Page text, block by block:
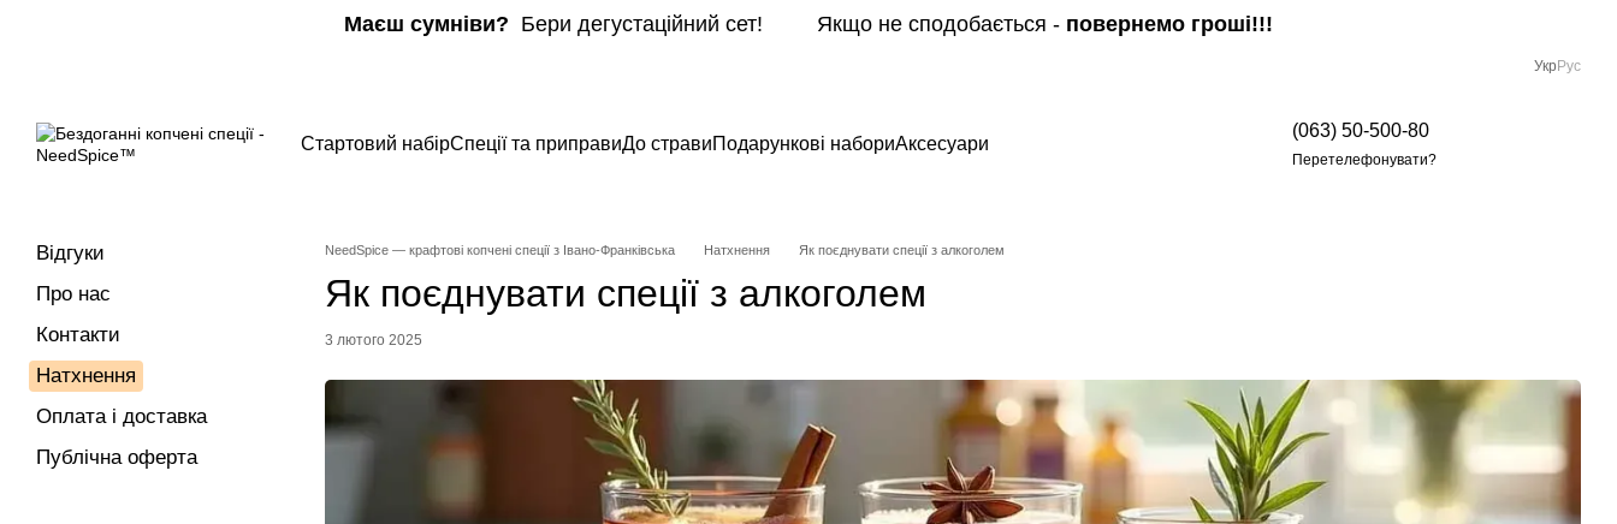
Маєш сумніви? Бери дегустаційний сет! Якщо не сподобається - повернемо гроші!!!
Укр Рус
Стартовий набірСпеції та приправиДо стравиПодарункові набориАксесуари
(063) 50-500-80
Перетелефонувати?
NeedSpice — крафтові копчені спеції з Івано-Франківська Натхнення Як поєднувати спеції з алкоголем
Як поєднувати спеції з алкоголем
3 лютого 2025
Відгуки
Про нас
Контакти
Натхнення
Оплата і доставка
Публічна оферта